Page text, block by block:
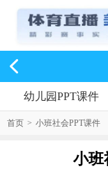
幼儿园PPT课件
首页 > 小班社会PPT课件
小班